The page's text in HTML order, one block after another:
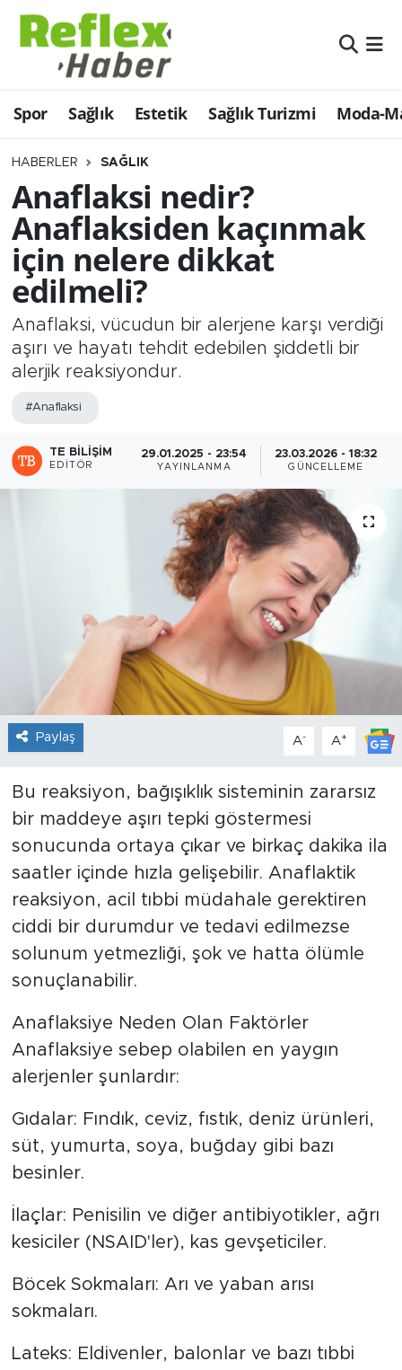
Spor Sağlık Estetik Sağlık Turizmi Moda-
HABERLER SAĞLIK
Anaflaksi nedir?
Anaflaksiden kaçınmak
için nelere dikkat
edilmeli?
Anaflaksi, vücudun bir alerjene karşı verdiği
aşırı ve hayatı tehdit edebilen şiddetli bir
alerjik reaksiyondur.
#Anaflaksi
TE BILIŞIM
EDITÖR
29.01.2025 - 23:54
YAYINLANMA
23.03.2026 - 18:32
GÜNCELLEME
Paylaş A- A+
Bu reaksiyon, bağışıklık sisteminin zararsız
bir maddeye aşırı tepki göstermesi
sonucunda ortaya çıkar ve birkaç dakika ila
saatler içinde hızla gelişebilir. Anaflaktik
reaksiyon, acil tıbbi müdahale gerektiren
ciddi bir durumdur ve tedavi edilmezse
solunum yetmezliği, şok ve hatta ölümle
sonuçlanabilir.
Anaflaksiye Neden Olan Faktörler
Anaflaksiye sebep olabilen en yaygın
alerjenler şunlardır:
Gıdalar: Fındık, ceviz, fıstık, deniz ürünleri,
süt, yumurta, soya, buğday gibi bazı
besinler.
İlaçlar: Penisilin ve diğer antibiyotikler, ağrı
kesiciler (NSAID'ler), kas gevşeticiler.
Böcek Sokmaları: Arı ve yaban arısı
sokmaları.
Lateks: Eldivenler, balonlar ve bazı tıbbi
Eğitim
Estetik
Firmalardan
Güncel
İş ve Ekonomi
Moda-Magazin-Eğlence
Sağlık
Nöbetçi Eczaneler
Hava Durumu
Namaz Vakitleri
Trafik Durumu
Şampiyonlar Ligi Puan Durumu ve Fikstür
Tüm Manşetler
Son Dakika Haberleri